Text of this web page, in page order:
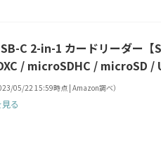
C 2-in-1 カードリーダー【
/ microSDHC / microSD /
05/22 15:59時点 | Amazon調べ）
る